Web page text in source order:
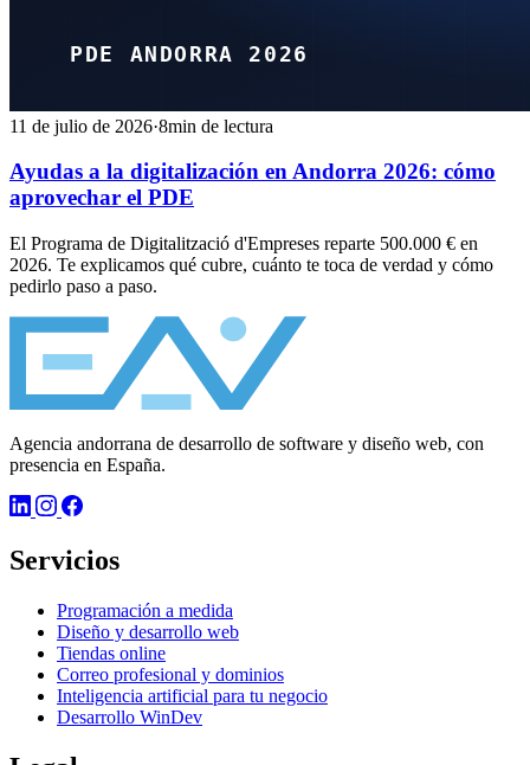
11 de julio de 2026·8min de lectura
Ayudas a la digitalización en Andorra 2026: cómo
aprovechar el PDE
El Programa de Digitalització d'Empreses reparte 500.000 € en
2026. Te explicamos qué cubre, cuánto te toca de verdad y cómo
pedirlo paso a paso.
Agencia andorrana de desarrollo de software y diseño web, con
presencia en España.
Servicios
Programación a medida
Diseño y desarrollo web
Tiendas online
Correo profesional y dominios
Inteligencia artificial para tu negocio
Desarrollo WinDev